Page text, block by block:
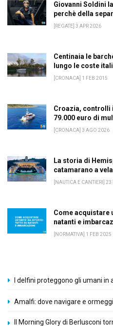
Giovanni Soldini
perchè della
[REGATE] 3 APR 2026
Centinaia le
lungo le coste
[CRONACA] 1 FEB 2015
Croazia, controlli
79.000 euro di
[CRONACA] 3 AGO 2026
La storia di
catamarano a
[NAUTICA E CANTIERI]
Come acquistare
natanti e
[NORMATIVA] 1 FEB 2025
I delfini proteggono gli umani in
Amalfi: dove navigare e
Il Morning Glory di Berlusconi